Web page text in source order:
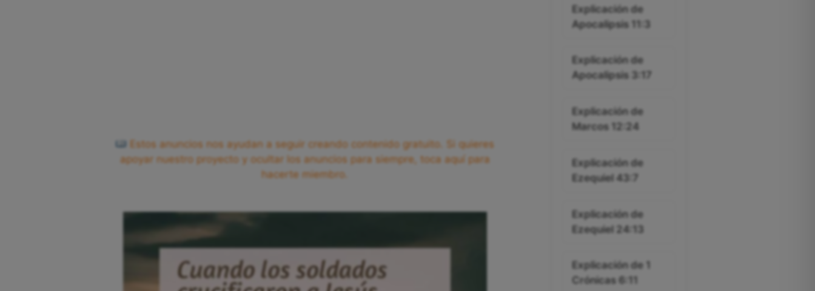
Estos anuncios nos ayudan a seguir creando contenido gratuito. Si quieres
apoyar nuestro proyecto y ocultar los anuncios para siempre, toca aquí para
hacerte miembro.
Explicación de
Apocalipsis 11:3
Explicación de
Apocalipsis 3:17
Explicación de
Marcos 12:24
Explicación de
Ezequiel 43:7
Explicación de
Ezequiel 24:13
Explicación de 1
Crónicas 6:11